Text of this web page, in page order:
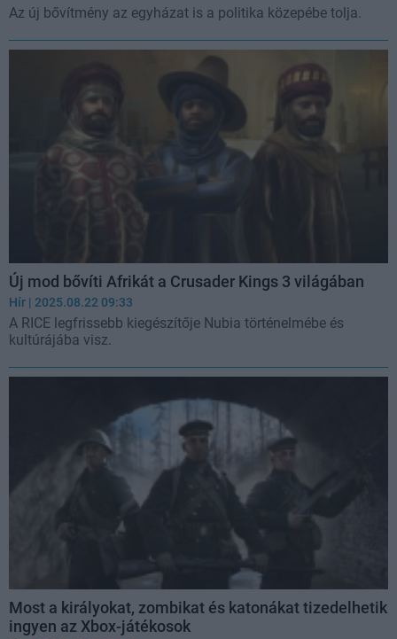
Az új bővítmény az egyházat is a politika közepébe tolja.
Új mod bővíti Afrikát a Crusader Kings 3 világában
Hír | 2025.08.22 09:33
A RICE legfrissebb kiegészítője Nubia történelmébe és
kultúrájába visz.
Most a királyokat, zombikat és katonákat tizedelhetik
ingyen az Xbox-játékosok